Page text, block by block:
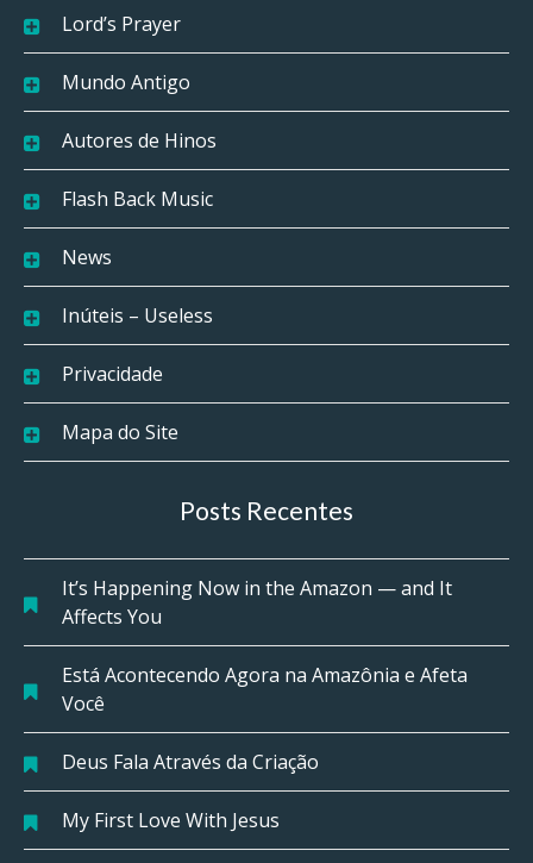
Lord’s Prayer
Mundo Antigo
Autores de Hinos
Flash Back Music
News
Inúteis – Useless
Privacidade
Mapa do Site
Posts Recentes
It’s Happening Now in the Amazon — and It
Affects You
Está Acontecendo Agora na Amazônia e Afeta
Você
Deus Fala Através da Criação
My First Love With Jesus